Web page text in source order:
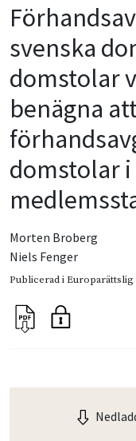
svenska
domstolar
benägna
domstolar i
Morten Broberg
Niels Fenger
Publicerad iEuroparättslig